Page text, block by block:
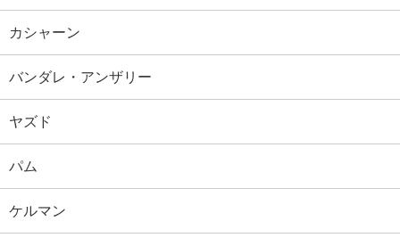
カシャーン
バンダレ・アンザリー
ヤズド
パム
ケルマン